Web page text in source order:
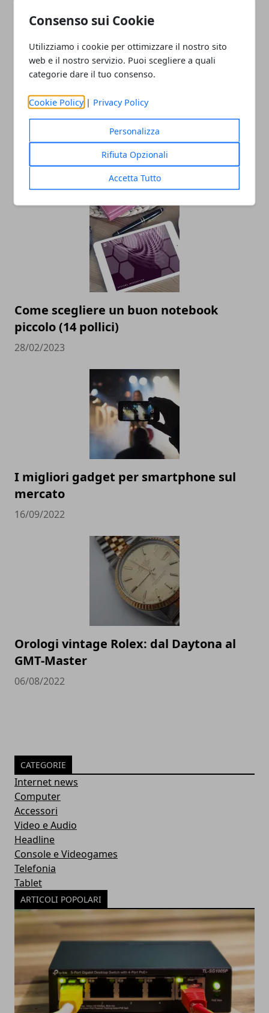
Consenso sui Cookie
Utilizziamo i cookie per ottimizzare il nostro sito
web e il nostro servizio. Puoi scegliere a quali
categorie dare il tuo consenso.
Cookie Policy | Privacy Policy
Personalizza
Rifiuta Opzionali
Accetta Tutto
Redazione
Come scegliere un buon notebook
piccolo (14 pollici)
28/02/2023
I migliori gadget per smartphone sul
mercato
16/09/2022
Orologi vintage Rolex: dal Daytona al
GMT-Master
06/08/2022
CATEGORIE
Internet news
Computer
Accessori
Video e Audio
Headline
Console e Videogames
Telefonia
Tablet
ARTICOLI POPOLARI